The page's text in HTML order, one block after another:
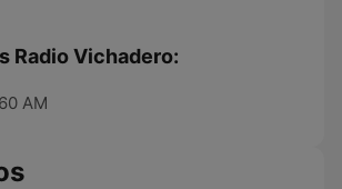
Radio Vichadero:
AM